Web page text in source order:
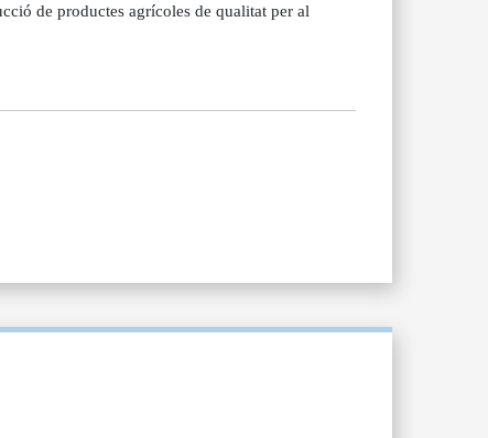
de productes agrícoles de qualitat per al